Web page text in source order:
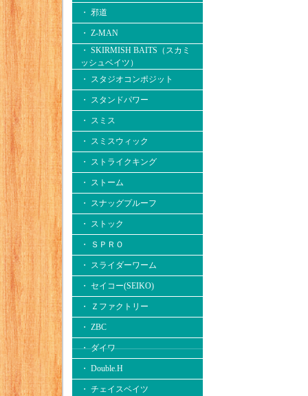
・ 邪道
・ Z-MAN
・ SKIRMISH BAITS（スカミ
ッシュベイツ）
・ スタジオコンポジット
・ スタンドパワー
・ スミス
・ スミスウィック
・ ストライクキング
・ ストーム
・ スナッグプルーフ
・ ストック
・ ＳＰＲＯ
・ スライダーワーム
・ セイコー(SEIKO)
・ Ｚファクトリー
・ ZBC
・ ダイワ
・ Double.H
・ チェイスベイツ